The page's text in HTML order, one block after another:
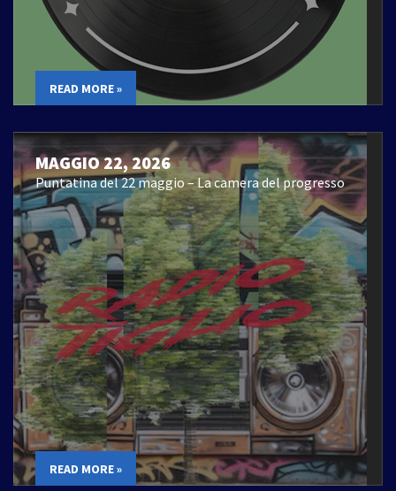
READ MORE »
MAGGIO 22, 2026
Puntatina del 22 maggio – La camera del progresso
READ MORE »